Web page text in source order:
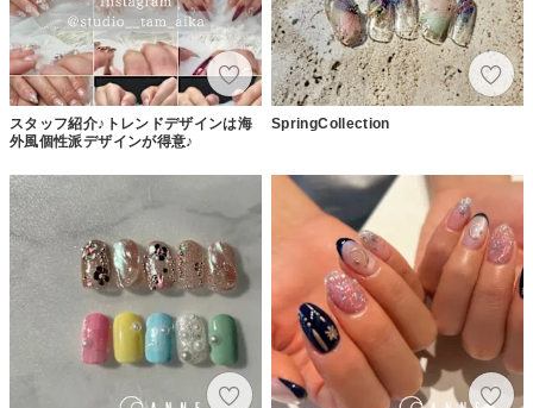
スタッフ紹介♪トレンドデザインは海
外風個性派デザインが得意♪
SpringCollection